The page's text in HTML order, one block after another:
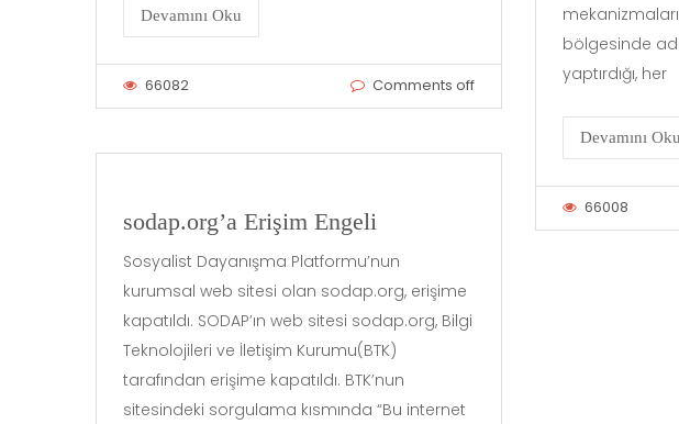
Devamını Oku
66082 Comments off
bölgesinde
yaptırdığı, her
Devamını Oku
66008
sodap.org’a Erişim Engeli
Sosyalist Dayanışma Platformu’nun
kurumsal web sitesi olan sodap.org, erişime
kapatıldı. SODAP’ın web sitesi sodap.org, Bilgi
Teknolojileri ve İletişim Kurumu(BTK)
tarafından erişime kapatıldı. BTK’nun
sitesindeki sorgulama kısmında “Bu internet